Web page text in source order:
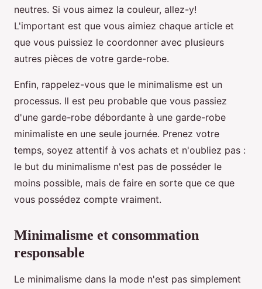
neutres. Si vous aimez la couleur, allez-y!
L'important est que vous aimiez chaque article et
que vous puissiez le coordonner avec plusieurs
autres pièces de votre garde-robe.
Enfin, rappelez-vous que le minimalisme est un
processus. Il est peu probable que vous passiez
d'une garde-robe débordante à une garde-robe
minimaliste en une seule journée. Prenez votre
temps, soyez attentif à vos achats et n'oubliez pas :
le but du minimalisme n'est pas de posséder le
moins possible, mais de faire en sorte que ce que
vous possédez compte vraiment.
Minimalisme et consommation
responsable
Le minimalisme dans la mode n'est pas simplement